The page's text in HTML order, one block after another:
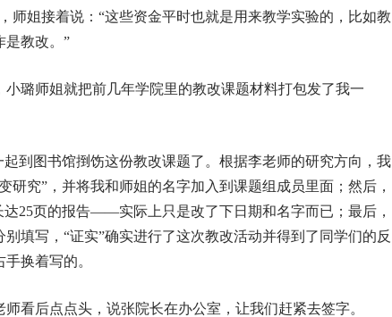
师姐接着说：“这些资金平时也就是用来教学实验的，比如教
是教改。”
璐师姐就把前几年学院里的教改课题材料打包发了我一
到图书馆捯饬这份教改课题了。根据李老师的研究方向，我
研究”，并将我和师姐的名字加入到课题组成员里面；然后，
25页的报告——实际上只是改了下日期和名字而已；最后，
填写，“证实”确实进行了这次教改活动并得到了同学们的反
换着写的。
看后点点头，说张院长在办公室，让我们赶紧去签字。